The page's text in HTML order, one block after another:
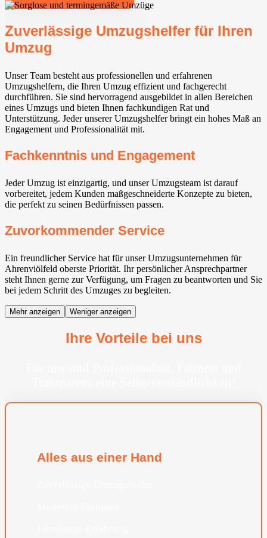
Zuverlässige Umzugshelfer für Ihren
Umzug
Unser Team besteht aus professionellen und erfahrenen
Umzugshelfern, die Ihren Umzug effizient und fachgerecht
durchführen. Sie sind hervorragend ausgebildet in allen Bereichen
eines Umzugs und bieten Ihnen fachkundigen Rat und
Unterstützung. Jeder unserer Umzugshelfer bringt ein hohes Maß an
Engagement und Professionalität mit.
Fachkenntnis und Engagement
Jeder Umzug ist einzigartig, und unser Umzugsteam ist darauf
vorbereitet, jedem Kunden maßgeschneiderte Konzepte zu bieten,
die perfekt zu seinen Bedürfnissen passen.
Zuvorkommender Service
Ein freundlicher Service hat für unser Umzugsunternehmen für
Ahrenviölfeld oberste Priorität. Ihr persönlicher Ansprechpartner
steht Ihnen gerne zur Verfügung, um Fragen zu beantworten und Sie
bei jedem Schritt des Umzuges zu begleiten.
Mehr anzeigen Weniger anzeigen
Ihre Vorteile bei uns
Alles aus einer Hand